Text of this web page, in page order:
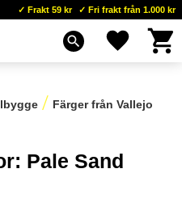
Frakt 59 kr Fri frakt från 1.000 kr
search Favoriter
Färger från Vallejo
Pale Sand